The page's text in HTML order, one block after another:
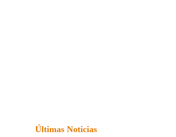
Últimas Noticias